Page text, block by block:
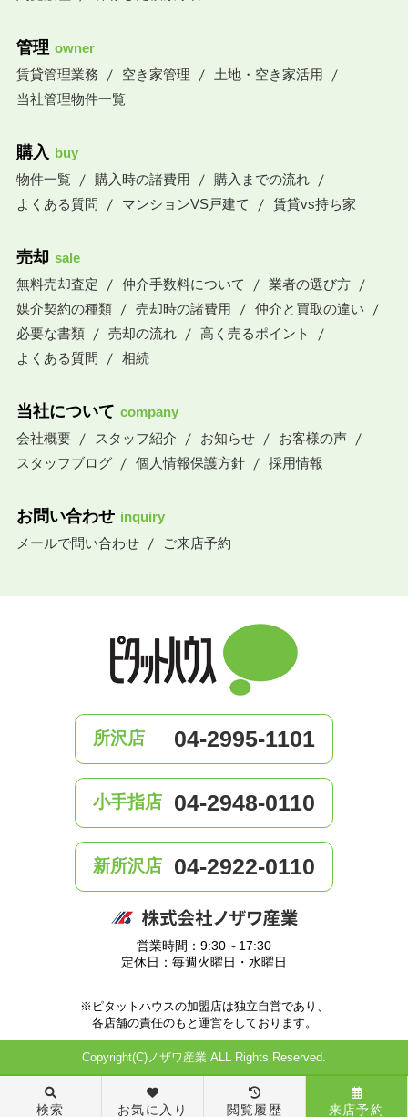
管理 owner
賃貸管理業務
空き家管理
土地・空き家活用
当社管理物件一覧
購入 buy
物件一覧
購入時の諸費用
購入までの流れ
よくある質問
マンションVS戸建て 賃貸vs持ち家
売却 sale
無料売却査定
仲介手数料について
業者の選び方
媒介契約の種類
売却時の諸費用
仲介と買取の違い
必要な書類
売却の流れ
高く売るポイント
よくある質問
相続
当社について company
会社概要
スタッフ紹介 お知らせ
お客様の声
スタッフブログ
個人情報保護方針 採用情報
お問い合わせ inquiry
メールで問い合わせ
ご来店予約
所沢店 04-2995-1101
小手指店 04-2948-0110
新所沢店 04-2922-0110
営業時間：9:30～17:30
定休日：毎週火曜日・水曜日
※ピタットハウスの加盟店は独立自営であり、
各店舗の責任のもと運営をしております。
Copyright(C)ノザワ産業 ALL Rights Reserved.
検索 お気に入り 閲覧履歴 来店予約